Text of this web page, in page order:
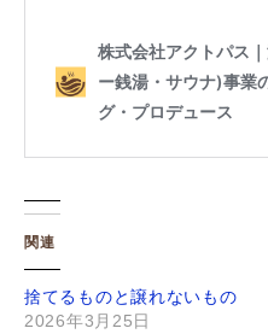
関連
捨てるものと譲れないもの
2026年3月25日